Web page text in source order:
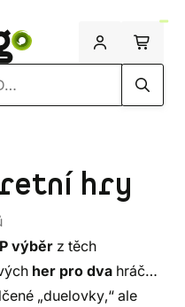
hry
výběr z těch
her pro dva hráče.
„duelovky,“ ale